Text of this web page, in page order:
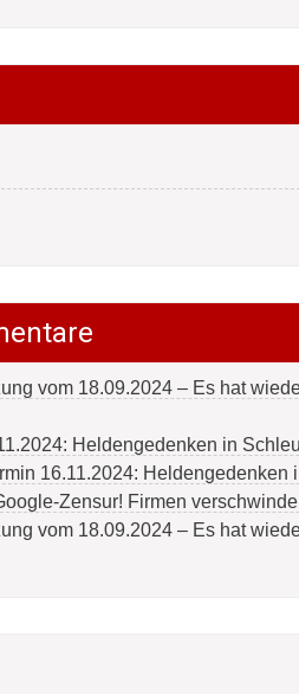
vom 18.09.2024 – Es hat
Heldengedenken in
16.11.2024: Heldengedenken
Zensur! Firmen
vom 18.09.2024 – Es hat